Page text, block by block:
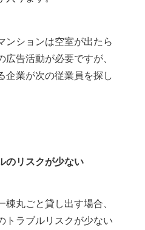
ンションは空室が出たら
告活動が必要ですが、
企業が次の従業員を探し
のリスクが少ない
丸ごと貸し出す場合、
トラブルリスクが少ない